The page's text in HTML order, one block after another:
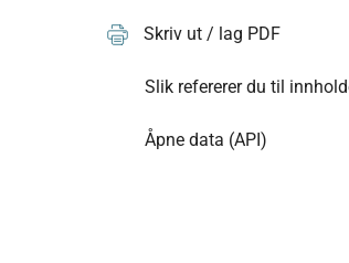
Skriv ut / lag PDF
Slik refererer du til
Åpne data (API)